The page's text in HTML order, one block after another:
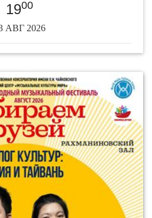
1900
АВГ 2026